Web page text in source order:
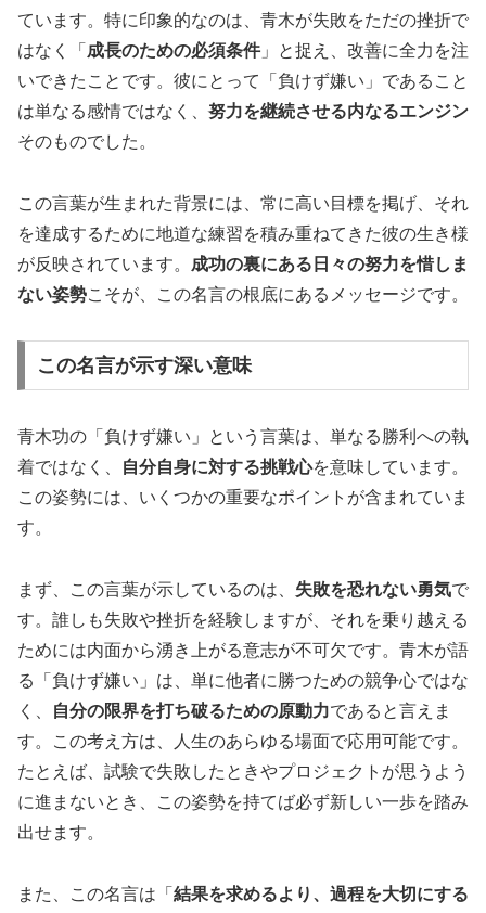
ています。特に印象的なのは、青木が失敗をただの挫折で
はなく「 成長のための必須条件」と捉え、改善に全力を注
いできたことです。彼にとって「負けず嫌い」であること
は単なる感情ではなく、努力を継続させる内なるエンジン
そのものでした。
この言葉が生まれた背景には、常に高い目標を掲げ、それ
を達成するために地道な練習を積み重ねてきた彼の生き様
が反映されています。 成功の裏にある日々の努力を惜しま
ない姿勢こそが、この名言の根底にあるメッセージです。
この名言が示す深い意味
青木功の「負けず嫌い」という言葉は、単なる勝利への執
着ではなく、
自分自身に対する挑戦心を意味しています。
この姿勢には、いくつかの重要なポイントが含まれていま
す。
まず、この言葉が示しているのは、 失敗を恐れない勇気で
す。誰しも失敗や挫折を経験しますが、それを乗り越える
ためには内面から湧き上がる意志が不可欠です。青木が語
る「負けず嫌い」は、単に他者に勝つための競争心ではな
く、
自分の限界を打ち破るための原動力であると言えま
す。この考え方は、人生のあらゆる場面で応用可能です。
たとえば、試験で失敗したときやプロジェクトが思うよう
に進まないとき、この姿勢を持てば必ず新しい一歩を踏み
出せます。
また、この名言は「 結果を求めるより、過程を大切にする